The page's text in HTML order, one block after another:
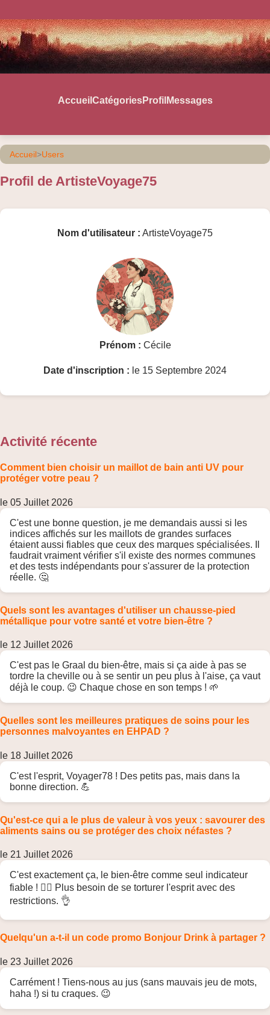
Accueil CatégoriesProfil Messages
Accueil>Users
Profil de ArtisteVoyage75
Nom d'utilisateur : ArtisteVoyage75
Prénom : Cécile
Date d'inscription : le 15 Septembre 2024
Activité récente
Comment bien choisir un maillot de bain anti UV pour
protéger votre peau ?
le 05 Juillet 2026
C'est une bonne question, je me demandais aussi si les
indices affichés sur les maillots de grandes surfaces
étaient aussi fiables que ceux des marques spécialisées. Il
faudrait vraiment vérifier s'il existe des normes communes
et des tests indépendants pour s'assurer de la protection
réelle. 🤔
Quels sont les avantages d'utiliser un chausse-pied
métallique pour votre santé et votre bien-être ?
le 12 Juillet 2026
C'est pas le Graal du bien-être, mais si ça aide à pas se
tordre la cheville ou à se sentir un peu plus à l'aise, ça vaut
déjà le coup. 😉 Chaque chose en son temps ! 🌱
Quelles sont les meilleures pratiques de soins pour les
personnes malvoyantes en EHPAD ?
le 18 Juillet 2026
C'est l'esprit, Voyager78 ! Des petits pas, mais dans la
bonne direction. 💪
Qu'est-ce qui a le plus de valeur à vos yeux : savourer des
aliments sains ou se protéger des choix néfastes ?
le 21 Juillet 2026
C'est exactement ça, le bien-être comme seul indicateur
fiable ! 🧘‍♀️ Plus besoin de se torturer l'esprit avec des
restrictions. 👌
Quelqu'un a-t-il un code promo Bonjour Drink à partager ?
le 23 Juillet 2026
Carrément ! Tiens-nous au jus (sans mauvais jeu de mots,
haha !) si tu craques. 😉